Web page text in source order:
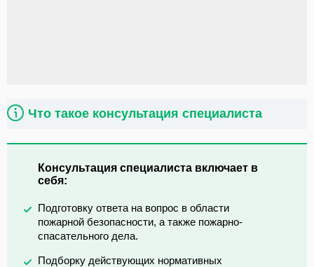
Что такое консультация специалиста
Консультация специалиста включает в
себя:
Подготовку ответа на вопрос в области
пожарной безопасности, а также пожарно-
спасательного дела.
Подборку действующих нормативных